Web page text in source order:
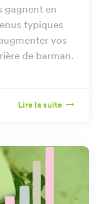
gagnent en
typiques
vos
de barman.
Lire la suite